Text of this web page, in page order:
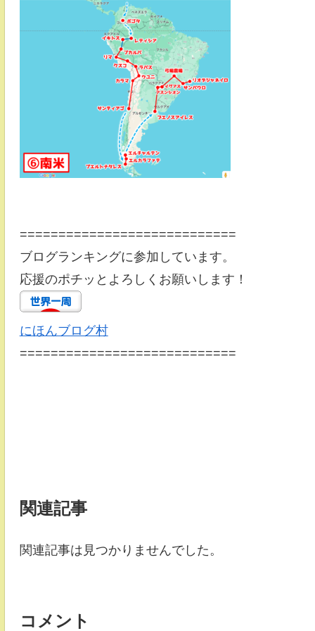
============================
ブログランキングに参加しています。
応援のポチッとよろしくお願いします！
にほんブログ村
============================
関連記事
関連記事は見つかりませんでした。
コメント